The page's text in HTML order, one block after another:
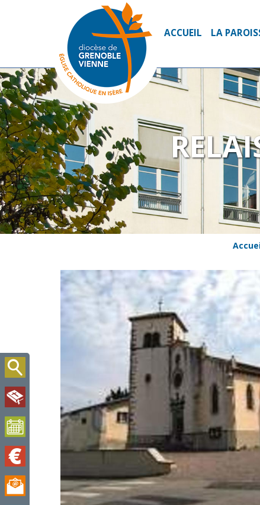
ACCUEIL LA